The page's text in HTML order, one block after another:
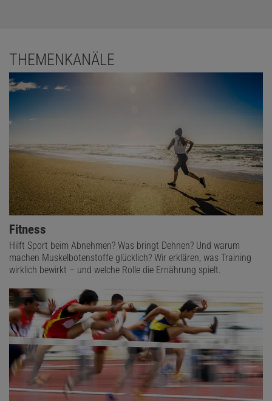
THEMENKANÄLE
Fitness
Hilft Sport beim Abnehmen? Was bringt Dehnen? Und warum
machen Muskelbotenstoffe glücklich? Wir erklären, was Training
wirklich bewirkt – und welche Rolle die Ernährung spielt.